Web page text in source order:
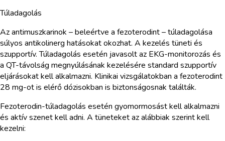
Túladagolás
Az antimuszkarinok – beleértve a fezoterodint – túladagolása
súlyos antikolinerg hatásokat okozhat. A kezelés tüneti és
szupportív. Túladagolás esetén javasolt az EKG-monitorozás és
a QT-távolság megnyúlásának kezelésére standard szupportív
eljárásokat kell alkalmazni. Klinikai vizsgálatokban a fezoterodint
28 mg-ot is elérő dózisokban is biztonságosnak találták.
Fezoterodin-túladagolás esetén gyomormosást kell alkalmazni
és aktív szenet kell adni. A tüneteket az alábbiak szerint kell
kezelni: